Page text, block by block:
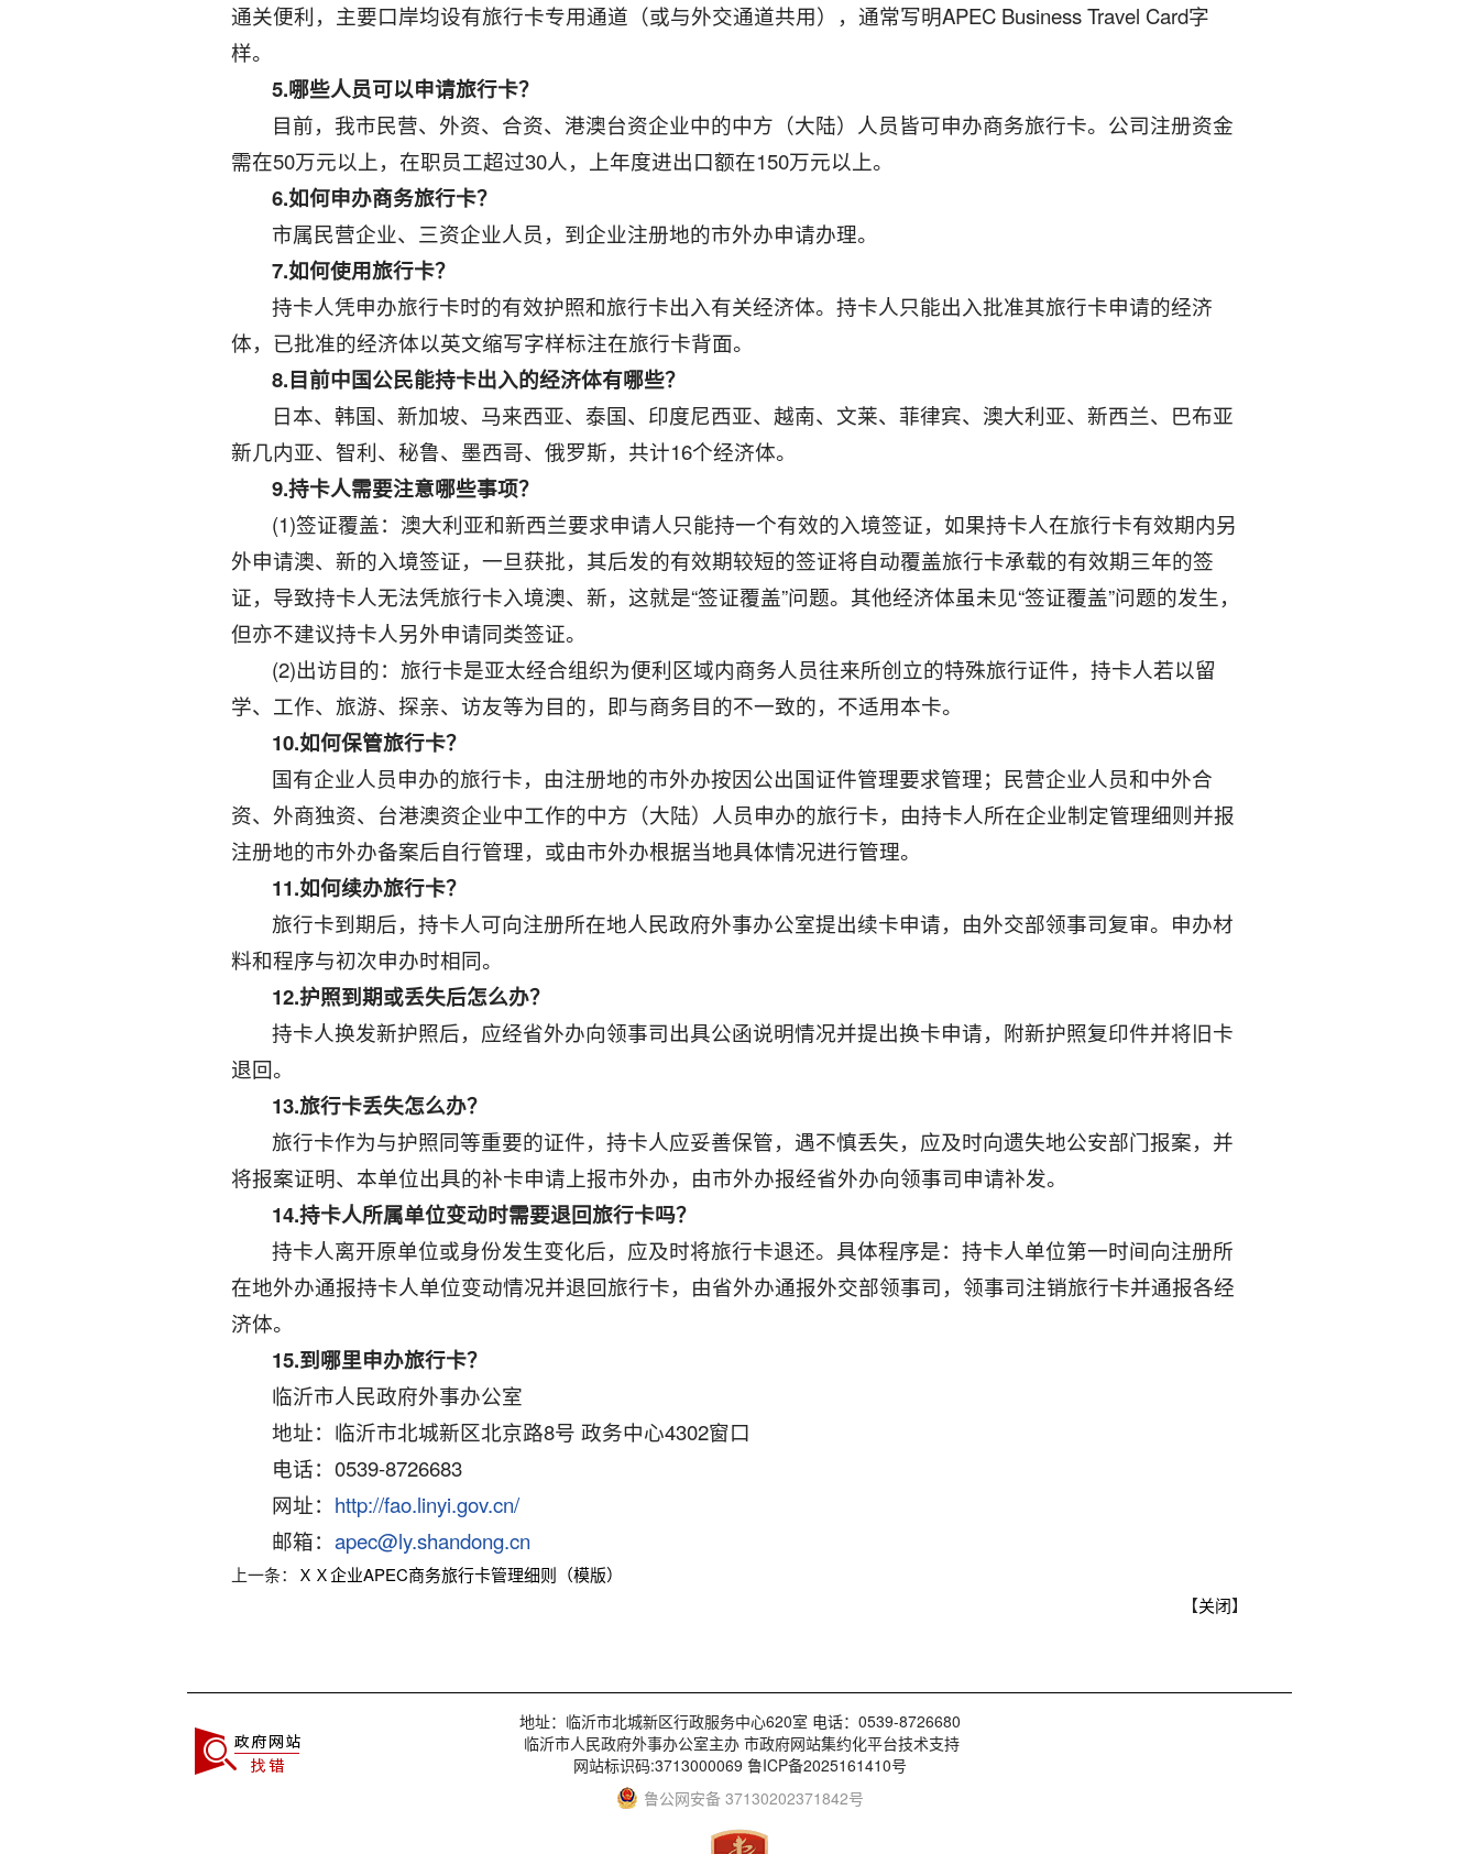
通关便利，主要口岸均设有旅行卡专用通道（或与外交通道共用），通常写明APEC Business Travel Card字
样。
5.哪些人员可以申请旅行卡？
目前，我市民营、外资、合资、港澳台资企业中的中方（大陆）人员皆可申办商务旅行卡。公司注册资金
需在50万元以上，在职员工超过30人，上年度进出口额在150万元以上。
6.如何申办商务旅行卡？
市属民营企业、三资企业人员，到企业注册地的市外办申请办理。
7.如何使用旅行卡？
持卡人凭申办旅行卡时的有效护照和旅行卡出入有关经济体。持卡人只能出入批准其旅行卡申请的经济
体，已批准的经济体以英文缩写字样标注在旅行卡背面。
8.目前中国公民能持卡出入的经济体有哪些？
日本、韩国、新加坡、马来西亚、泰国、印度尼西亚、越南、文莱、菲律宾、澳大利亚、新西兰、巴布亚
新几内亚、智利、秘鲁、墨西哥、俄罗斯，共计16个经济体。
9.持卡人需要注意哪些事项？
(1)签证覆盖：澳大利亚和新西兰要求申请人只能持一个有效的入境签证，如果持卡人在旅行卡有效期内另
外申请澳、新的入境签证，一旦获批，其后发的有效期较短的签证将自动覆盖旅行卡承载的有效期三年的签
证，导致持卡人无法凭旅行卡入境澳、新，这就是“签证覆盖”问题。其他经济体虽未见“签证覆盖”问题的发生，
但亦不建议持卡人另外申请同类签证。
(2)出访目的：旅行卡是亚太经合组织为便利区域内商务人员往来所创立的特殊旅行证件，持卡人若以留
学、工作、旅游、探亲、访友等为目的，即与商务目的不一致的，不适用本卡。
10.如何保管旅行卡？
国有企业人员申办的旅行卡，由注册地的市外办按因公出国证件管理要求管理；民营企业人员和中外合
资、外商独资、台港澳资企业中工作的中方（大陆）人员申办的旅行卡，由持卡人所在企业制定管理细则并报
注册地的市外办备案后自行管理，或由市外办根据当地具体情况进行管理。
11.如何续办旅行卡？
旅行卡到期后，持卡人可向注册所在地人民政府外事办公室提出续卡申请，由外交部领事司复审。申办材
料和程序与初次申办时相同。
12.护照到期或丢失后怎么办？
持卡人换发新护照后，应经省外办向领事司出具公函说明情况并提出换卡申请，附新护照复印件并将旧卡
退回。
13.旅行卡丢失怎么办？
旅行卡作为与护照同等重要的证件，持卡人应妥善保管，遇不慎丢失，应及时向遗失地公安部门报案，并
将报案证明、本单位出具的补卡申请上报市外办，由市外办报经省外办向领事司申请补发。
14.持卡人所属单位变动时需要退回旅行卡吗？
持卡人离开原单位或身份发生变化后，应及时将旅行卡退还。具体程序是：持卡人单位第一时间向注册所
在地外办通报持卡人单位变动情况并退回旅行卡，由省外办通报外交部领事司，领事司注销旅行卡并通报各经
济体。
15.到哪里申办旅行卡？
临沂市人民政府外事办公室
地址：临沂市北城新区北京路8号 政务中心4302窗口
电话：0539-8726683
网址： http://fao.linyi.gov.cn/
邮箱：apec@ly.shandong.cn
上一条：
ＸＸ企业APEC商务旅行卡管理细则（模版）
【关闭】
地址：临沂市北城新区行政服务中心620室 电话：0539-8726680
临沂市人民政府外事办公室主办 市政府网站集约化平台技术支持
网站标识码:3713000069 鲁ICP备2025161410号
鲁公网安备 37130202371842号